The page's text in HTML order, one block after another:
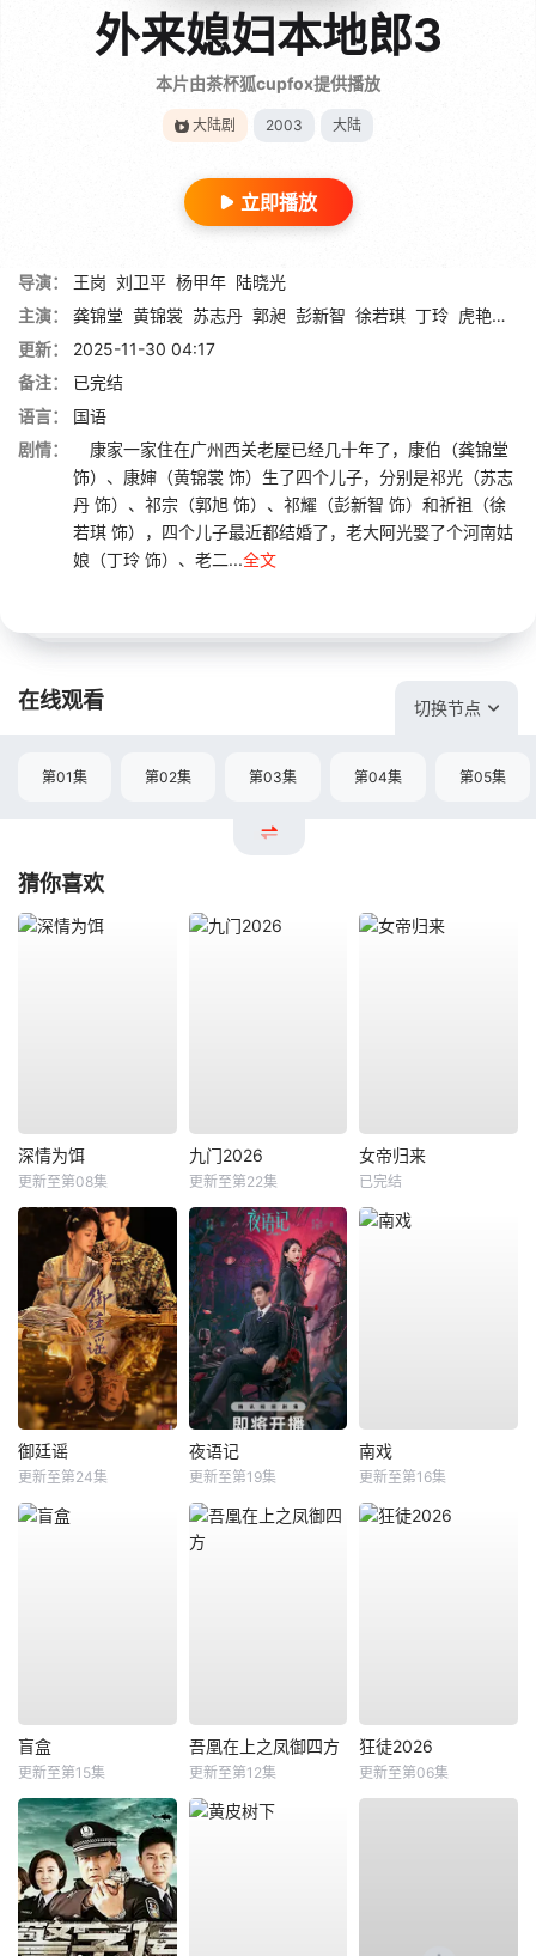
外来媳妇本地郎3
本片由茶杯狐cupfox提供播放
大陆剧 2003 大陆
立即播放
导演： 王岗 刘卫平 杨甲年 陆晓光
主演：
龚锦堂 黄锦裳 苏志丹 郭昶 彭新智 徐若琪 丁玲 虎艳芬
更新：
2025-11-30 04:17
备注：
已完结
语言：
国语
剧情：
康家一家住在广州西关老屋已经几十年了，康伯（龚锦堂
饰）、康婶（黄锦裳 饰）生了四个儿子，分别是祁光（苏志
丹 饰）、祁宗（郭旭 饰）、祁耀（彭新智 饰）和祈祖（徐
若琪 饰），四个儿子最近都结婚了，老大阿光娶了个河南姑
娘（丁玲 饰）、老二...全文
在线观看 切换节点
第01集 第02集 第03集 第04集 第05集
猜你喜欢
深情为饵
更新至第08集
九门2026
更新至第22集
女帝归来
已完结
御廷谣
更新至第24集
夜语记
更新至第19集
南戏
更新至第16集
盲盒
更新至第15集
吾凰在上之凤御四方
更新至第12集
狂徒2026
更新至第06集